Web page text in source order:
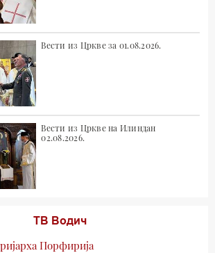
Вести из Цркве за 01.08.2026.
Вести из Цркве на Илиндан
02.08.2026.
ТВ Водич
Порфирија